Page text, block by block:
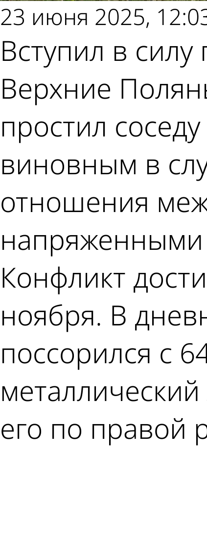
23 июня 2025,
Вступил в
Верхние
простил
виновным в
отношения
напряженными
Конфликт
ноября. В
поссорился с
его по правой